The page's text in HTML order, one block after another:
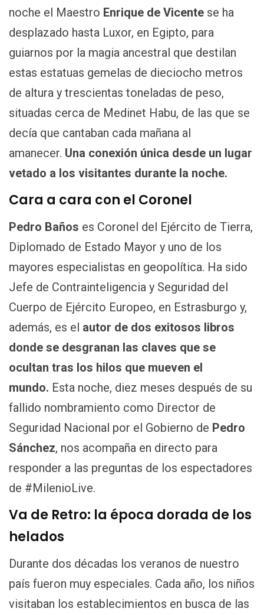
noche el Maestro Enrique de Vicente se ha
desplazado hasta Luxor, en Egipto, para
guiarnos por la magia ancestral que destilan
estas estatuas gemelas de dieciocho metros
de altura y trescientas toneladas de peso,
situadas cerca de Medinet Habu, de las que se
decía que cantaban cada mañana al
amanecer. Una conexión única desde un lugar
vetado a los visitantes durante la noche.
Cara a cara con el Coronel
Pedro Baños es Coronel del Ejército de Tierra,
Diplomado de Estado Mayor y uno de los
mayores especialistas en geopolítica. Ha sido
Jefe de Contrainteligencia y Seguridad del
Cuerpo de Ejército Europeo, en Estrasburgo y,
además, es el autor de dos exitosos libros
donde se desgranan las claves que se
ocultan tras los hilos que mueven el
mundo. Esta noche, diez meses después de su
fallido nombramiento como Director de
Seguridad Nacional por el Gobierno de Pedro
Sánchez, nos acompaña en directo para
responder a las preguntas de los espectadores
de #MilenioLive.
Va de Retro: la época dorada de los
helados
Durante dos décadas los veranos de nuestro
país fueron muy especiales. Cada año, los niños
visitaban los establecimientos en busca de las